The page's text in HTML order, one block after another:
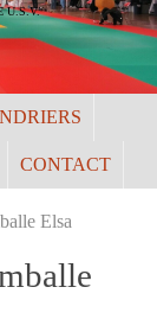
U.S.V.
CONTACT
Elsa